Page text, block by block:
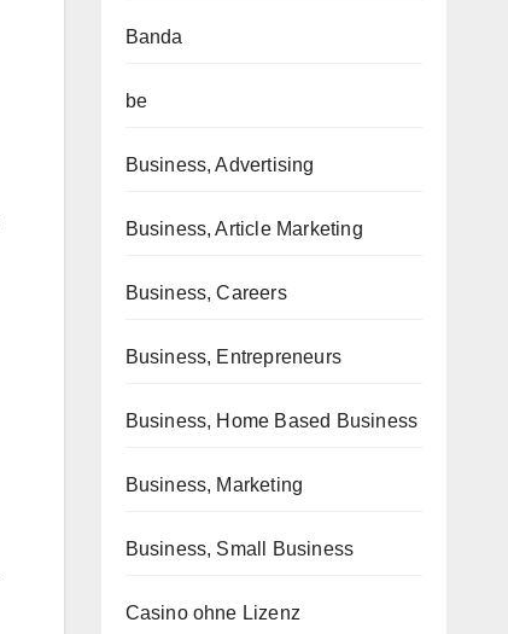
Banda
be
Business, Advertising
Business, Article Marketing
Business, Careers
Business, Entrepreneurs
Business, Home Based Business
Business, Marketing
Business, Small Business
Casino ohne Lizenz